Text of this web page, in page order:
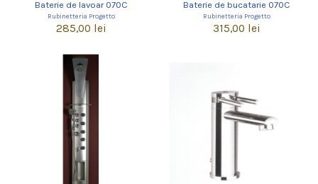
Baterie de lavoar 070C
Rubinetteria Progetto
285,00 lei
Baterie de bucatarie 070C
Rubinetteria Progetto
315,00 lei